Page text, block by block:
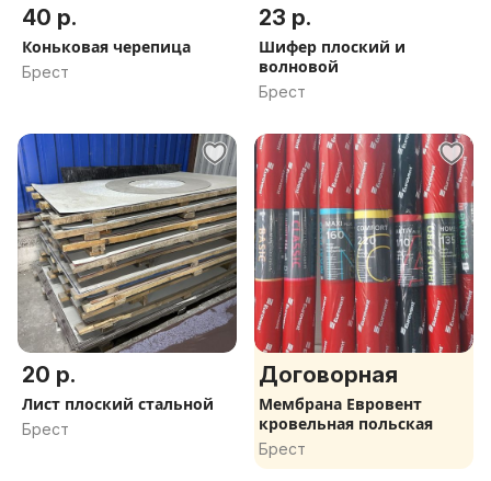
40 р.
Коньковая черепица
Брест
23 р.
Шифер плоский и
волновой
Брест
20 р.
Лист плоский стальной
Брест
Договорная
Мембрана Евровент
кровельная польская
Брест